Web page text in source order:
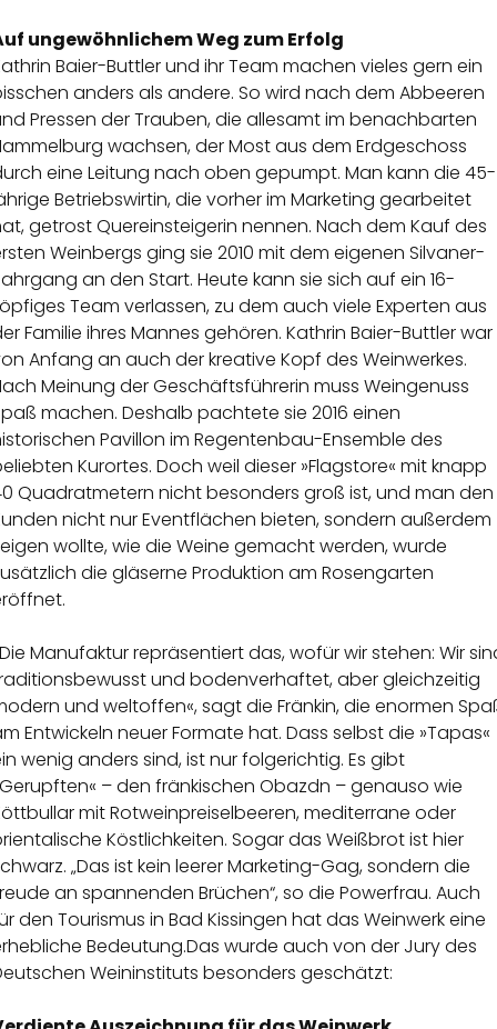
ungewöhnlichem Weg zum Erfolg
Baier-Buttler und ihr Team machen vieles gern ein
anders als andere. So wird nach dem Abbeeren
Pressen der Trauben, die allesamt im benachbarten
wachsen, der Most aus dem Erdgeschoss
eine Leitung nach oben gepumpt. Man kann die 45-
Betriebswirtin, die vorher im Marketing gearbeitet
getrost Quereinsteigerin nennen. Nach dem Kauf des
Weinbergs ging sie 2010 mit dem eigenen Silvaner-
an den Start. Heute kann sie sich auf ein 16-
Team verlassen, zu dem auch viele Experten aus
Familie ihres Mannes gehören. Kathrin Baier-Buttler war
Anfang an auch der kreative Kopf des Weinwerkes.
Meinung der Geschäftsführerin muss Weingenuss
machen. Deshalb pachtete sie 2016 einen
Pavillon im Regentenbau-Ensemble des
Kurortes. Doch weil dieser »Flagstore« mit knapp
Quadratmetern nicht besonders groß ist, und man den
nicht nur Eventflächen bieten, sondern außerdem
wollte, wie die Weine gemacht werden, wurde
die gläserne Produktion am Rosengarten
Manufaktur repräsentiert das, wofür wir stehen: Wir
und bodenverhaftet, aber gleichzeitig
und weltoffen«, sagt die Fränkin, die enormen
Entwickeln neuer Formate hat. Dass selbst die »Tapas«
wenig anders sind, ist nur folgerichtig. Es gibt
– den fränkischen Obazdn – genauso wie
mit Rotweinpreiselbeeren, mediterrane oder
Köstlichkeiten. Sogar das Weißbrot ist hier
„Das ist kein leerer Marketing-Gag, sondern die
an spannenden Brüchen“, so die Powerfrau. Auch
den Tourismus in Bad Kissingen hat das Weinwerk eine
Bedeutung.Das wurde auch von der Jury des
Weininstituts besonders geschätzt: